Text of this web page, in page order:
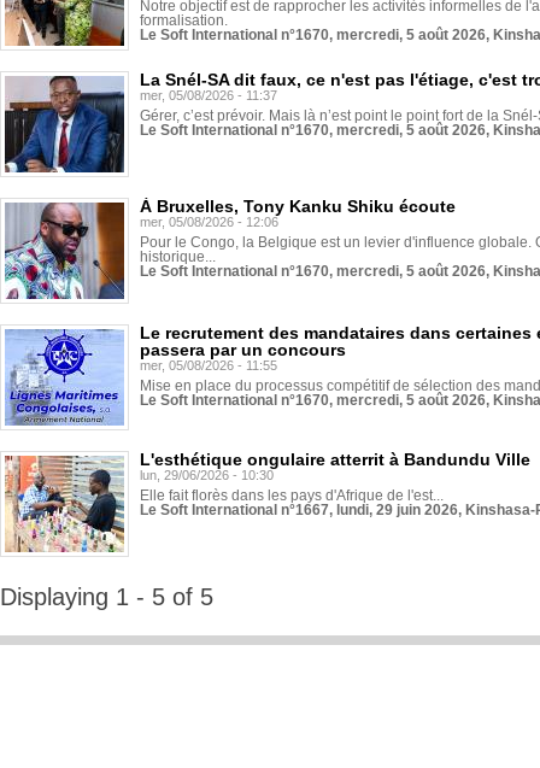
Notre objectif est de rapprocher les activités informelles de
formalisation.
Le Soft International n°1670, mercredi, 5 août 2026,
La Snél-SA dit faux, ce n'est pas l'étiage, c'est
mer, 05/08/2026 - 11:37
Gérer, c’est prévoir. Mais là n’est point le point fort de la
Le Soft International n°1670, mercredi, 5 août 2026,
À Bruxelles, Tony Kanku Shiku écoute
mer, 05/08/2026 - 12:06
Pour le Congo, la Belgique est un levier d'influence globale.
historique...
Le Soft International n°1670, mercredi, 5 août 2026,
Le recrutement des mandataires dans
passera par un concours
mer, 05/08/2026 - 11:55
Mise en place du processus compétitif de sélection des
Le Soft International n°1670, mercredi, 5 août 2026,
L'esthétique ongulaire atterrit à Bandundu Ville
lun, 29/06/2026 - 10:30
Elle fait florès dans les pays d'Afrique de l'est...
Le Soft International n°1667, lundi, 29 juin 2026,
Displaying 1 - 5 of 5